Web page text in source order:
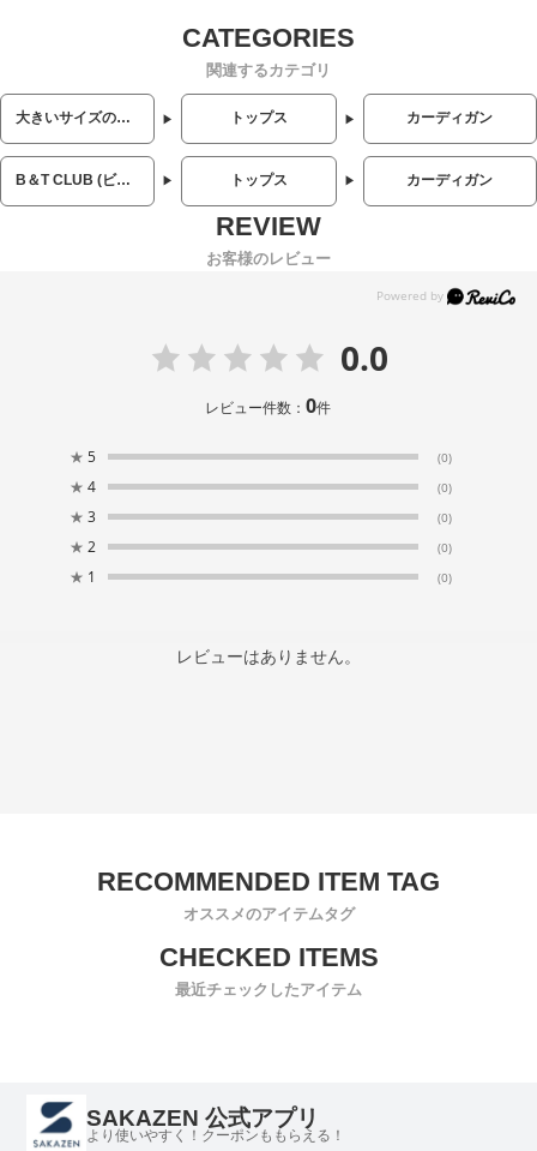
関連するカテゴリ
大きいサイズのメンズ服 トップス カーディガン
B＆T CLUB (ビーアンドティークラブ) トップス カーディガン
お客様のレビュー
0.0
レビュー件数：0件
★ 5 (0)
★ 4 (0)
★ 3 (0)
★ 2 (0)
★ 1 (0)
レビューはありません。
オススメのアイテムタグ
最近チェックしたアイテム
SAKAZEN 公式アプリ
より使いやすく！クーポンももらえる！